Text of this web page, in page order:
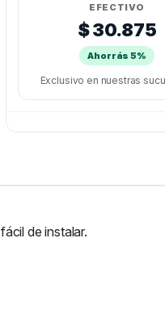
EFECTIVO
$ 30.875
Ahorrás 5%
Exclusivo en nuestras
de instalar.